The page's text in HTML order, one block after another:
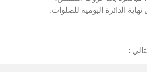
الدائرة اليومية للصلوات.